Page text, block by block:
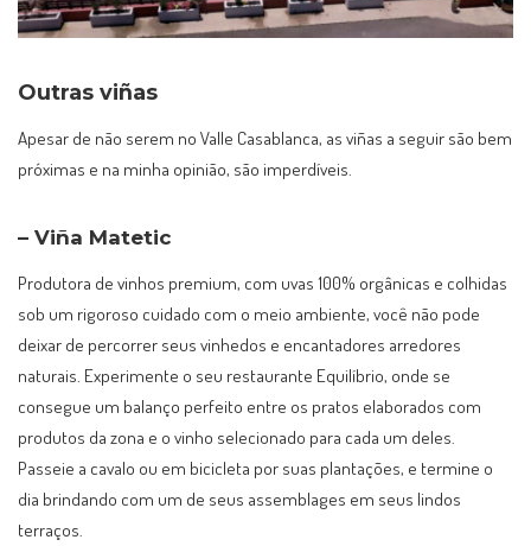
Outras viñas
Apesar de não serem no Valle Casablanca, as viñas a seguir são bem
próximas e na minha opinião, são imperdíveis.
– Viña Matetic
Produtora de vinhos premium, com uvas 100% orgânicas e colhidas
sob um rigoroso cuidado com o meio ambiente, você não pode
deixar de percorrer seus vinhedos e encantadores arredores
naturais. Experimente o seu restaurante Equilíbrio, onde se
consegue um balanço perfeito entre os pratos elaborados com
produtos da zona e o vinho selecionado para cada um deles.
Passeie a cavalo ou em bicicleta por suas plantações, e termine o
dia brindando com um de seus assemblages em seus lindos
terraços.